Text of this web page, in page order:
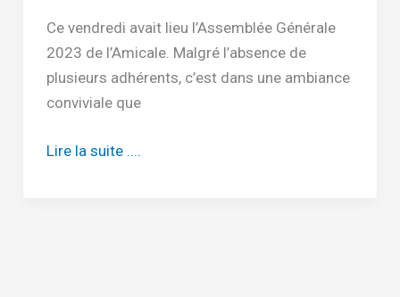
Ce vendredi avait lieu l’Assemblée Générale
2023 de l’Amicale. Malgré l’absence de
plusieurs adhérents, c’est dans une ambiance
conviviale que
Vous
Lire la suite ....